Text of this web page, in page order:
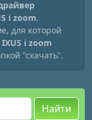
i zoom.
для которой
i zoom
"скачать".
Найти